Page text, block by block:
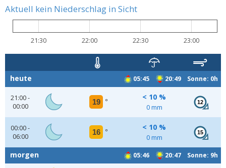
Aktuell kein Niederschlag in Sicht
21:30 22:00 22:30 23:00
05:45 20:49 Sonne: 0h
heute
21:00 -
00:00
19 °
< 10 %
0 mm
12
00:00 -
06:00
16 °
< 10 %
0 mm
15
05:46 20:47 Sonne: 9h
morgen